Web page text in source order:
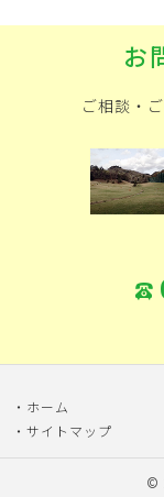
お
ご相談・
ホーム
サイトマップ
©